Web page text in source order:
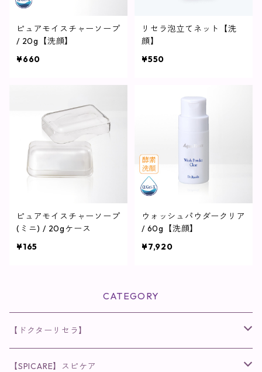
ピュアモイスチャーソープ
/ 20g【洗顔】
¥660
リセラ泡立てネット【洗
顔】
¥550
ピュアモイスチャーソープ
(ミニ) / 20gケース
¥165
ウォッシュパウダークリア
/ 60g【洗顔】
¥7,920
CATEGORY
【ドクターリセラ】
◉AQUA VENUS
【SPICARE】スピケア